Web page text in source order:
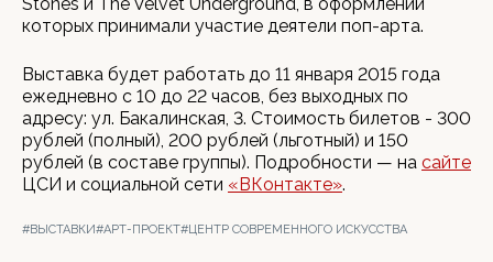
которых принимали участие деятели поп-арта.
Выставка будет работать до 11 января 2015 года
ежедневно с 10 до 22 часов, без выходных по
адресу: ул. Бакалинская, 3. Стоимость билетов - 300
рублей (полный), 200 рублей (льготный) и 150
рублей (в составе группы). Подробности — на сайте
ЦСИ и социальной сети «ВКонтакте».
#ВЫСТАВКИ#АРТ-ПРОЕКТ#ЦЕНТР СОВРЕМЕННОГО ИСКУССТВА